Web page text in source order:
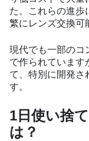
た。これらの進歩
繁にレンズ交換可
現代でも一部のコ
で作られています
て、特別に開発さ
す。
1日使い捨
は？